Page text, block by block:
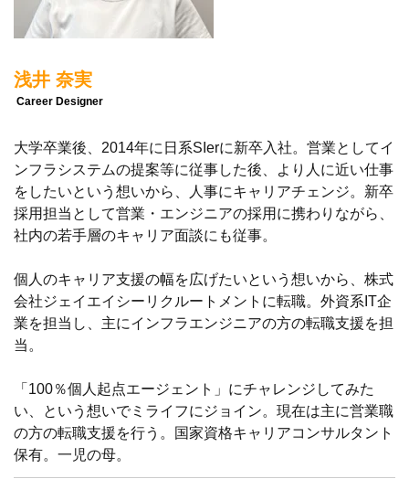
浅井 奈実
Career Designer
大学卒業後、2014年に日系SIerに新卒入社。営業としてイ
ンフラシステムの提案等に従事した後、より人に近い仕事
をしたいという想いから、人事にキャリアチェンジ。新卒
採用担当として営業・エンジニアの採用に携わりながら、
社内の若手層のキャリア面談にも従事。
個人のキャリア支援の幅を広げたいという想いから、株式
会社ジェイエイシーリクルートメントに転職。外資系IT企
業を担当し、主にインフラエンジニアの方の転職支援を担
当。
「100％個人起点エージェント」にチャレンジしてみた
い、という想いでミライフにジョイン。現在は主に営業職
の方の転職支援を行う。国家資格キャリアコンサルタント
保有。一児の母。